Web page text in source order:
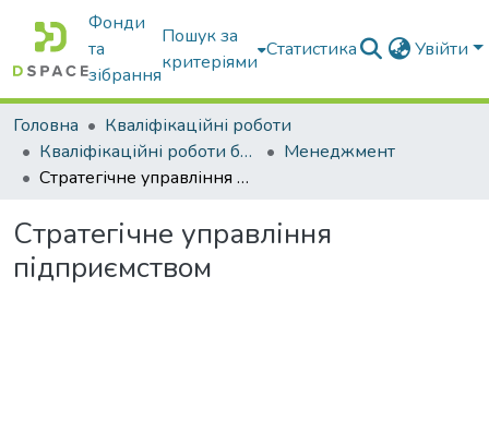
Фонди
та
зібрання
Пошук за
критеріями
Статистика Увійти
Головна
Кваліфікаційні роботи
Кваліфікаційні роботи бакалаврів
Менеджмент
Стратегічне управління підприємством
Стратегічне управління
підприємством